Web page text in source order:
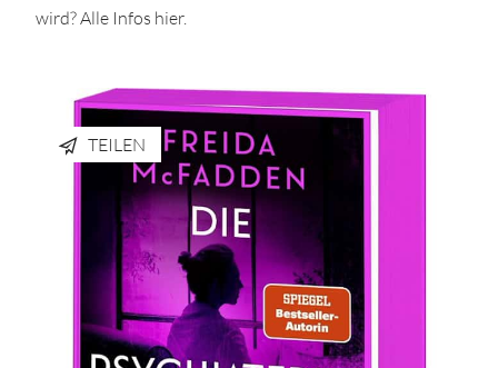
wird? Alle Infos hier.
TEILEN